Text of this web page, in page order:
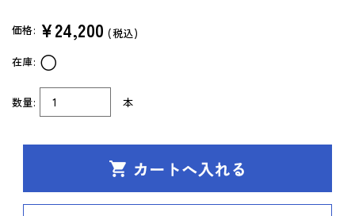
（DVD-ROM簡易パッケージ）
アップグレード版
（ダウンロード）
製品サポートページ
株式会社 学書
価格: ¥24,200 (税込)
数量: 本
在庫: ○